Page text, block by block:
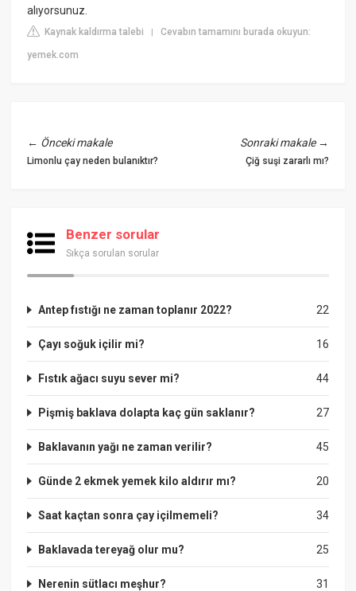
alıyorsunuz.
Kaynak kaldırma talebi |Cevabın tamamını burada okuyun:
yemek.com
← Önceki makale
Limonlu çay neden bulanıktır?
Sonraki makale→
Çiğ suşi zararlı mı?
Benzer sorular
Sıkça sorulan sorular
22
Antep fıstığı ne zaman toplanır 2022?
16
Çayı soğuk içilir mi?
44
Fıstık ağacı suyu sever mi?
27
Pişmiş baklava dolapta kaç gün saklanır?
45
Baklavanın yağı ne zaman verilir?
20
Günde 2 ekmek yemek kilo aldırır mı?
34
Saat kaçtan sonra çay içilmemeli?
25
Baklavada tereyağ olur mu?
31
Nerenin sütlacı meşhur?